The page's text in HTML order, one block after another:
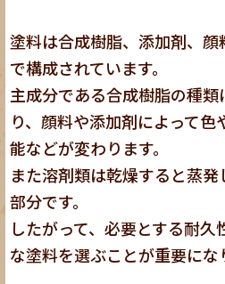
塗料は合成樹脂、添加剤、
で構成されています。
主成分である合成樹脂の種類
り、顔料や添加剤によって
能などが変わります。
また溶剤類は乾燥すると蒸
部分です。
したがって、必要とする耐久
な塗料を選ぶことが重要にな